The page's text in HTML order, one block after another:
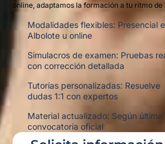
online, adaptamos la formación a tu ritmo de
Modalidades flexibles: Presencial
Albolote u online
Simulacros de examen: Pruebas
con corrección detallada
Tutorías personalizadas: Resuelve
dudas 1:1 con expertos
Material actualizado: Según última
convocatoria oficial